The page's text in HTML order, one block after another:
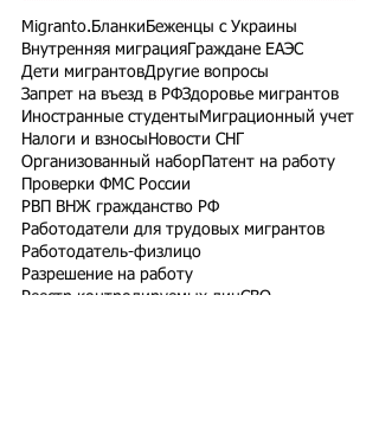
Migranto.Бланки Беженцы с Украины
Внутренняя миграция Граждане ЕАЭС
Дети мигрантовДругие вопросы
Запрет на въезд в РФЗдоровье мигрантов
Иностранные студенты Миграционный учет
Налоги и взносы Новости СНГ
Организованный набор Патент на работу
Проверки ФМС России
РВП ВНЖ гражданство РФ
Работодатели для трудовых мигрантов
Работодатель-физлицо
Разрешение на работу
Реестр контролируемых лицСВО